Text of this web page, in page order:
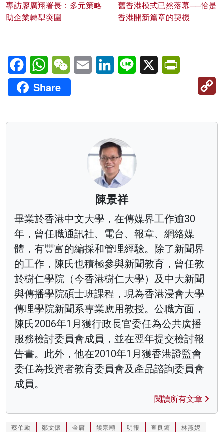
專訪廖廣翔署長：多元策略
助企業轉型突圍
舊香港模式已然落幕──恰是
香港開新篇章的契機
FacebookWhatsAppWeChatEmail LinkedInLine X
Share
陳景祥
畢業於香港中文大學，在傳媒界工作逾30
年，曾任職通訊社、電台、報章、網絡媒
體，有豐富的編採和管理經驗。除了新聞界
的工作，陳氏也積極參與新聞教育，曾任教
於樹仁學院（今香港樹仁大學）及中大新聞
與傳播學院碩士班課程，現為香港浸會大學
傳理學院新聞系專業應用教授。公職方面，
陳氏2006年1月獲行政長官委任為公共廣播
服務檢討委員會成員，並在翌年提交檢討報
告書。此外，他在2010年1月獲香港證監會
委任為投資者教育委員會及產品諮詢委員會
成員。
閱讀所有文章
蔡伯勵 鄒文懷 金庸 饒宗頤 明報 查良鏞 林燕妮